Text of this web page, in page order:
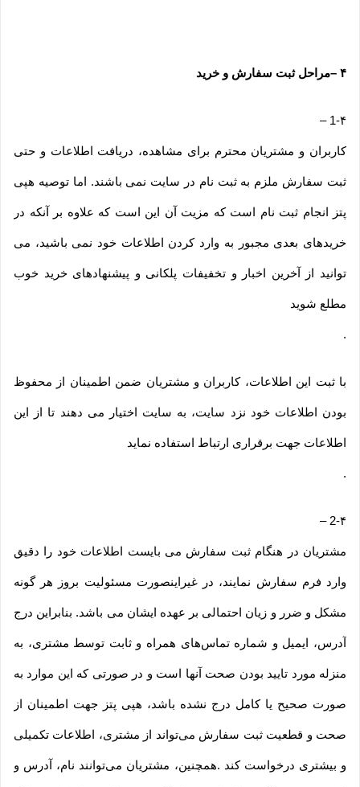
۴ –مراحل ثبت سفارش و خرید
1-۴ –
کاربران و مشتریان محترم برای مشاهده، دریافت اطلاعات و حتی
ثبت سفارش ملزم به ثبت نام در سایت نمی باشند. اما توصیه هپی
پتز انجام ثبت نام است که مزیت آن این است که علاوه بر آنکه در
خریدهای بعدی مجبور به وارد کردن اطلاعات خود نمی باشید، می
توانید از آخرین اخبار و تخفیفات پلکانی و پیشنهادهای خرید خوب
مطلع شوید
.
با ثبت این اطلاعات، کاربران و مشتریان ضمن اطمینان از محفوظ
بودن اطلاعات خود نزد سایت، به سایت اختیار می دهند تا از این
اطلاعات جهت برقراری ارتباط استفاده نماید
.
2-۴ –
مشتریان در هنگام ثبت سفارش می بایست اطلاعات خود را دقیق
وارد فرم سفارش نمایند، در غیراینصورت مسئولیت بروز هر گونه
مشکل و ضرر و زیان احتمالی بر عهده ایشان می باشد. بنابراین درج
آدرس، ایمیل و شماره تماس‌های همراه و ثابت توسط مشتری، به
منزله مورد تایید بودن صحت آنها است و در صورتی که این موارد به
صورت صحیح یا کامل درج نشده باشد، هپی پتز جهت اطمینان از
صحت و قطعیت ثبت سفارش می‌تواند از مشتری، اطلاعات تکمیلی
و بیشتری درخواست کند .همچنین، مشتریان می‌توانند نام، آدرس و